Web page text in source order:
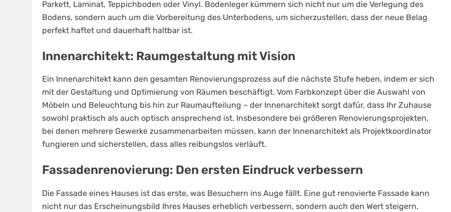
Parkett, Laminat, Teppichboden oder Vinyl. Bodenleger kümmern sich nicht nur um die Verlegung des
Bodens, sondern auch um die Vorbereitung des Unterbodens, um sicherzustellen, dass der neue Belag
perfekt haftet und dauerhaft haltbar ist.
Innenarchitekt: Raumgestaltung mit Vision
Ein Innenarchitekt kann den gesamten Renovierungsprozess auf die nächste Stufe heben, indem er sich
mit der Gestaltung und Optimierung von Räumen beschäftigt. Vom Farbkonzept über die Auswahl von
Möbeln und Beleuchtung bis hin zur Raumaufteilung – der Innenarchitekt sorgt dafür, dass Ihr Zuhause
sowohl praktisch als auch optisch ansprechend ist. Insbesondere bei größeren Renovierungsprojekten,
bei denen mehrere Gewerke zusammenarbeiten müssen, kann der Innenarchitekt als Projektkoordinator
fungieren und sicherstellen, dass alles reibungslos verläuft.
Fassadenrenovierung: Den ersten Eindruck verbessern
Die Fassade eines Hauses ist das erste, was Besuchern ins Auge fällt. Eine gut renovierte Fassade kann
nicht nur das Erscheinungsbild Ihres Hauses erheblich verbessern, sondern auch den Wert steigern.